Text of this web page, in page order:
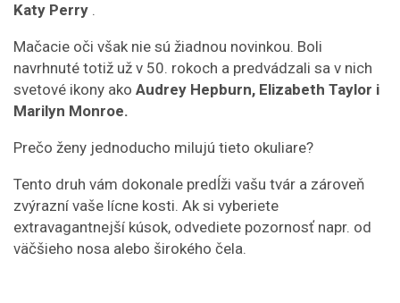
Katy Perry .
Mačacie oči však nie sú žiadnou novinkou. Boli
navrhnuté totiž už v 50. rokoch a predvádzali sa v nich
svetové ikony ako Audrey Hepburn, Elizabeth Taylor i
Marilyn Monroe.
Prečo ženy jednoducho milujú tieto okuliare?
Tento druh vám dokonale predĺži vašu tvár a zároveň
zvýrazní vaše lícne kosti. Ak si vyberiete
extravagantnejší kúsok, odvediete pozornosť napr. od
väčšieho nosa alebo širokého čela.